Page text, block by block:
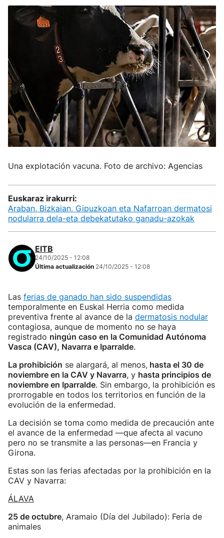
Una explotación vacuna. Foto de archivo: Agencias
Euskaraz irakurri:
Araban, Bizkaian, Gipuzkoan eta Nafarroan dermatosi
nodularra dela-eta debekatutako ganadu-azokak
EITB
24/10/2025 - 12:08
Última actualización 24/10/2025 - 12:08
Las ferias de ganado han sido suspendidas
temporalmente en Euskal Herria como medida
preventiva frente al avance de la dermatosis nodular
contagiosa, aunque de momento no se haya
registrado ningún caso en la Comunidad Autónoma
Vasca (CAV), Navarra e Iparralde.
La prohibición se alargará, al menos, hasta el 30 de
noviembre en la CAV y Navarra, y hasta principios de
noviembre en Iparralde. Sin embargo, la prohibición es
prorrogable en todos los territorios en función de la
evolución de la enfermedad.
La decisión se toma como medida de precaución ante
el avance de la enfermedad —que afecta al vacuno
pero no se transmite a las personas—en Francia y
Girona.
Estas son las ferias afectadas por la prohibición en la
CAV y Navarra:
ÁLAVA
25 de octubre, Aramaio (Día del Jubilado): Feria de
animales